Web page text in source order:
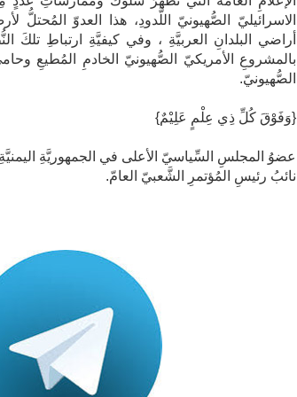
الاسرائيليّ الصُّهيونيّ اللَّدودِ، هذا العدوّ
أراضي البلدانِ العربيَّةِ ، وفي كيفيَّةِ ارتباطِ تلكَ
بالمشروعِ الأمريكيّ الصُّهيونيّ الخادمِ المُطيعِ
الصُّهيونيّ.
​{وَفَوْقَ كُلِّ ذِي عِلْمٍ عَلِيْمٌ}
​عضوُ المجلسِ السِّياسيّ الأعلى في الجمهوريَّةِ
​نائبُ رئيسِ المُؤتمرِ الشَّعبيّ العامّ.